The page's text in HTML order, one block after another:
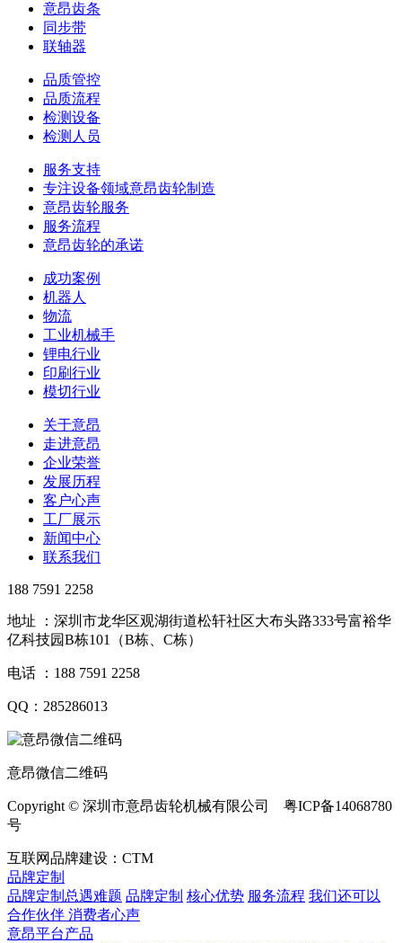
意昂齿条
同步带
联轴器
品质管控
品质流程
检测设备
检测人员
服务支持
专注设备领域意昂齿轮制造
意昂齿轮服务
服务流程
意昂齿轮的承诺
成功案例
机器人
物流
工业机械手
锂电行业
印刷行业
模切行业
关于意昂
走进意昂
企业荣誉
发展历程
客户心声
工厂展示
新闻中心
联系我们
188 7591 2258
地址 ：深圳市龙华区观湖街道松轩社区大布头路333号富裕华
亿科技园B栋101（B栋、C栋）
电话 ：188 7591 2258
QQ：285286013
意昂微信二维码
Copyright © 深圳市意昂齿轮机械有限公司 粤ICP备14068780
号
互联网品牌建设：CTM
品牌定制
品牌定制总遇难题 品牌定制 核心优势 服务流程 我们还可以
合作伙伴 ​ 消费者心声
意昂平台产品